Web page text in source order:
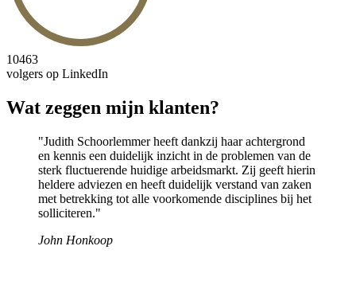
10463
volgers op LinkedIn
Wat zeggen mijn klanten?
"Judith Schoorlemmer heeft dankzij haar achtergrond
en kennis een duidelijk inzicht in de problemen van de
sterk fluctuerende huidige arbeidsmarkt. Zij geeft hierin
heldere adviezen en heeft duidelijk verstand van zaken
met betrekking tot alle voorkomende disciplines bij het
solliciteren."
John Honkoop